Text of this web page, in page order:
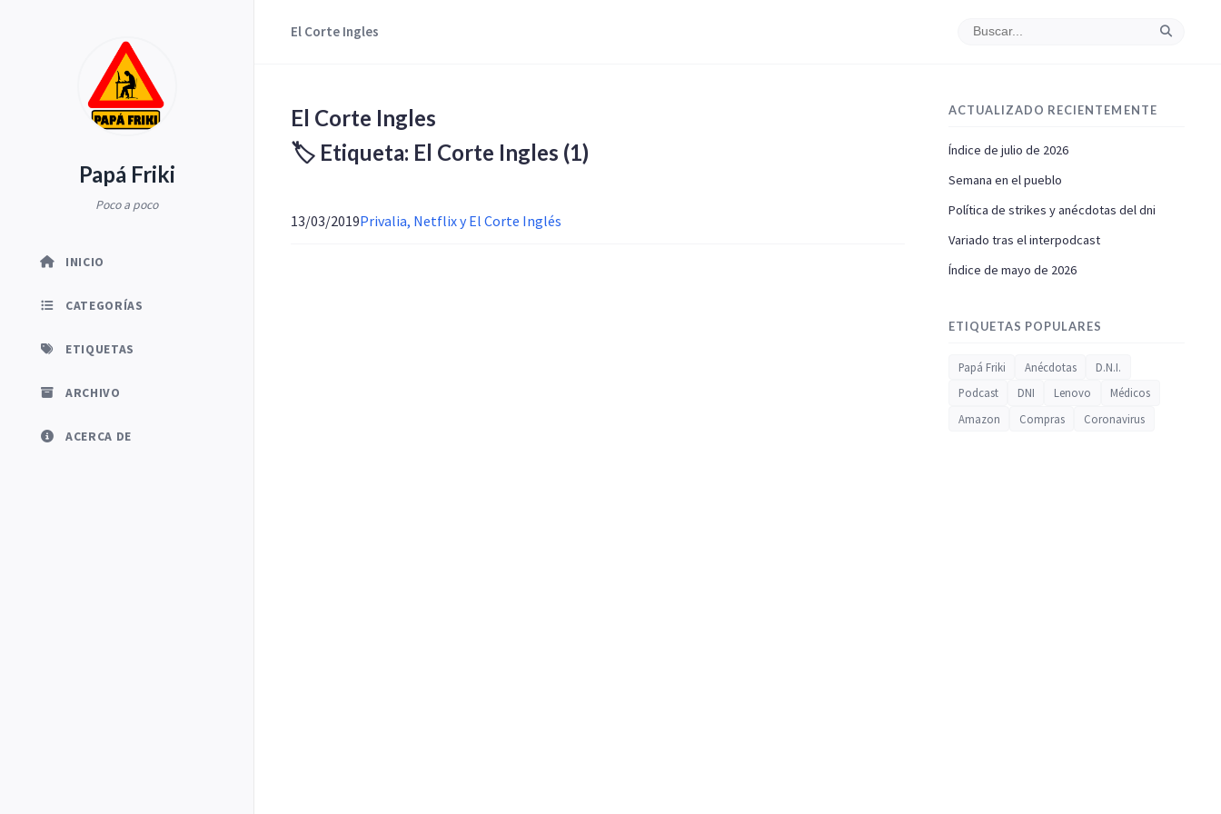
Papá Friki
Poco a poco
INICIO
CATEGORÍAS
ETIQUETAS
ARCHIVO
ACERCA DE
El Corte Ingles
El Corte Ingles
🏷️ Etiqueta: El Corte Ingles (1)
13/03/2019Privalia, Netflix y El Corte Inglés
ACTUALIZADO RECIENTEMENTE
Índice de julio de 2026
Semana en el pueblo
Política de strikes y anécdotas del dni
Variado tras el interpodcast
Índice de mayo de 2026
ETIQUETAS POPULARES
Papá Friki Anécdotas
D.N.I.
Podcast
DNI Lenovo
Médicos
Amazon
Compras Coronavirus